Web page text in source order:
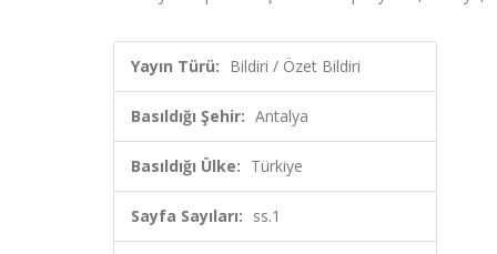
Yayın Türü: Bildiri / Özet Bildiri
Basıldığı Şehir: Antalya
Basıldığı Ülke: Türkiye
Sayfa Sayıları: ss.1